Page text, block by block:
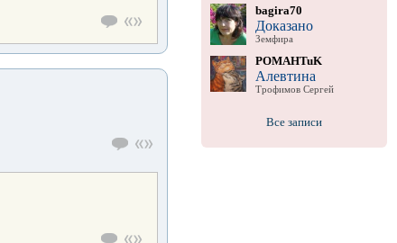
bagira70
Доказано
Земфира
POMAHTuK
Алевтина
Трофимов Сергей
Все записи